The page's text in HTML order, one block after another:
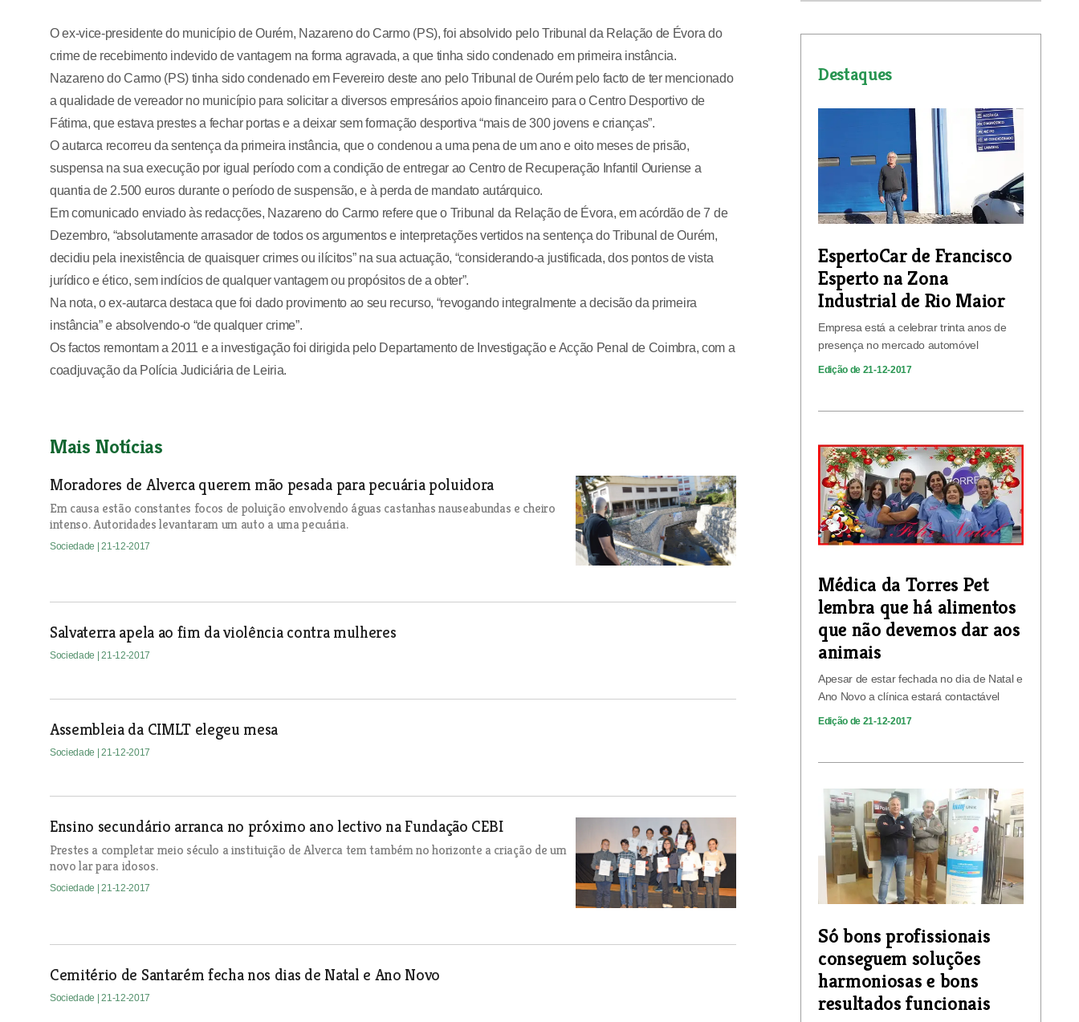
O ex-vice-presidente do município de Ourém, Nazareno do Carmo (PS), foi absolvido pelo Tribunal da Relação de Évora do
crime de recebimento indevido de vantagem na forma agravada, a que tinha sido condenado em primeira instância.
Nazareno do Carmo (PS) tinha sido condenado em Fevereiro deste ano pelo Tribunal de Ourém pelo facto de ter mencionado
a qualidade de vereador no município para solicitar a diversos empresários apoio financeiro para o Centro Desportivo de
Fátima, que estava prestes a fechar portas e a deixar sem formação desportiva “mais de 300 jovens e crianças”.
O autarca recorreu da sentença da primeira instância, que o condenou a uma pena de um ano e oito meses de prisão,
suspensa na sua execução por igual período com a condição de entregar ao Centro de Recuperação Infantil Ouriense a
quantia de 2.500 euros durante o período de suspensão, e à perda de mandato autárquico.
Em comunicado enviado às redacções, Nazareno do Carmo refere que o Tribunal da Relação de Évora, em acórdão de 7 de
Dezembro, “absolutamente arrasador de todos os argumentos e interpretações vertidos na sentença do Tribunal de Ourém,
decidiu pela inexistência de quaisquer crimes ou ilícitos” na sua actuação, “considerando-a justificada, dos pontos de vista
jurídico e ético, sem indícios de qualquer vantagem ou propósitos de a obter”.
Na nota, o ex-autarca destaca que foi dado provimento ao seu recurso, “revogando integralmente a decisão da primeira
instância” e absolvendo-o “de qualquer crime”.
Os factos remontam a 2011 e a investigação foi dirigida pelo Departamento de Investigação e Acção Penal de Coimbra, com a
coadjuvação da Polícia Judiciária de Leiria.
Mais Notícias
Moradores de Alverca querem mão pesada para pecuária poluidora
Em causa estão constantes focos de poluição envolvendo águas castanhas nauseabundas e cheiro
intenso. Autoridades levantaram um auto a uma pecuária.
Sociedade | 21-12-2017
Salvaterra apela ao fim da violência contra mulheres
Sociedade | 21-12-2017
Assembleia da CIMLT elegeu mesa
Sociedade | 21-12-2017
Ensino secundário arranca no próximo ano lectivo na Fundação CEBI
Prestes a completar meio século a instituição de Alverca tem também no horizonte a criação de um
novo lar para idosos.
Sociedade | 21-12-2017
Cemitério de Santarém fecha nos dias de Natal e Ano Novo
Sociedade | 21-12-2017
Destaques
EspertoCar de Francisco
Esperto na Zona
Industrial de Rio Maior
Empresa está a celebrar trinta anos de
presença no mercado automóvel
Edição de 21-12-2017
Médica da Torres Pet
lembra que há alimentos
que não devemos dar aos
animais
Apesar de estar fechada no dia de Natal e
Ano Novo a clínica estará contactável
Edição de 21-12-2017
Só bons profissionais
conseguem soluções
harmoniosas e bons
resultados funcionais